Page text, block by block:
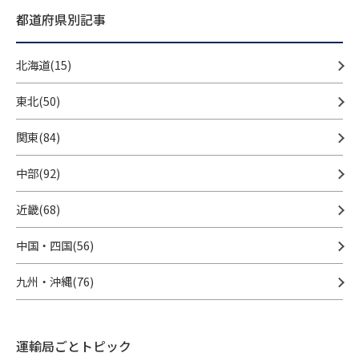
都道府県別記事
北海道(15)
東北(50)
関東(84)
中部(92)
近畿(68)
中国・四国(56)
九州・沖縄(76)
運輸局ごとトピック